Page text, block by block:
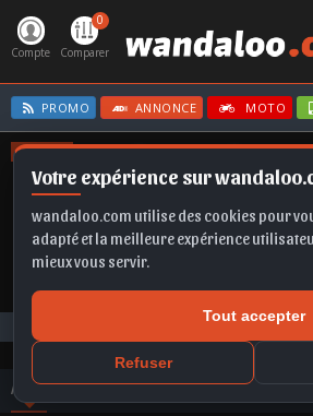
Votre expérience sur
wandaloo.com utilise des cookies pour
adapté et la meilleure expérience
mieux vous servir.
Tout accepter
Refuser
Compte
0
Comparer
PROMO ANNONCE MOTO
OFFRES
FRONTERA EV CLIO E-TECH
Marché Automobile
ACTU VIDEO PHOTO AVIS